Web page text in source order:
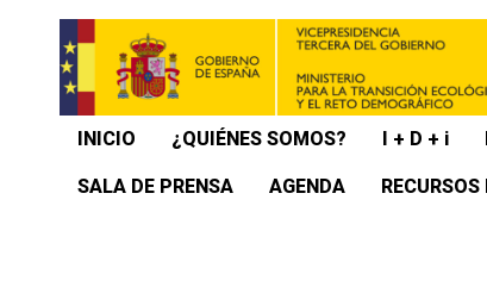
INICIO ¿QUIÉNES SOMOS? I + D + i
SALA DE PRENSA AGENDA